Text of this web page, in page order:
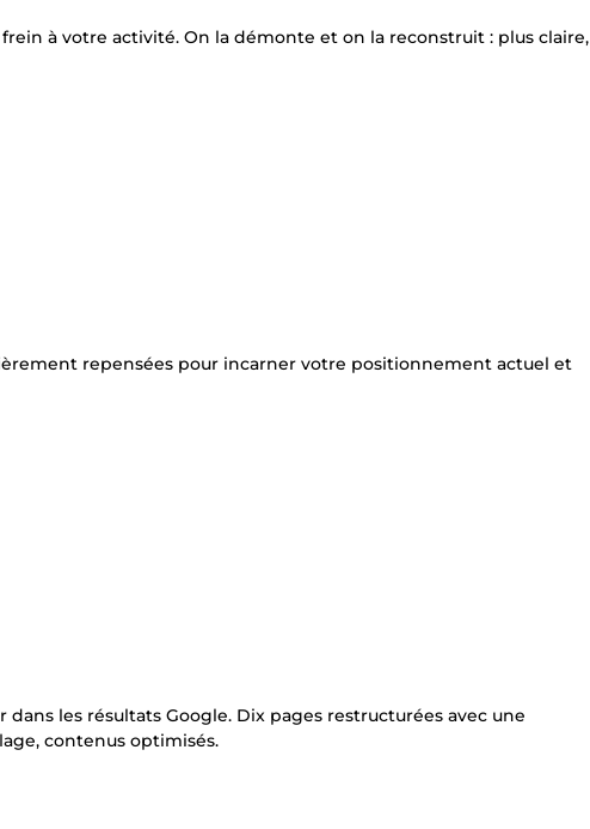
à votre activité. On la démonte et on la reconstruit : plus claire,
repensées pour incarner votre positionnement actuel et
les résultats Google. Dix pages restructurées avec une
contenus optimisés.